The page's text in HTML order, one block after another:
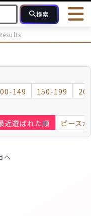
検索
最近投稿され
50～99 100
149 150-199
近遊ばれた順 ピース
へ